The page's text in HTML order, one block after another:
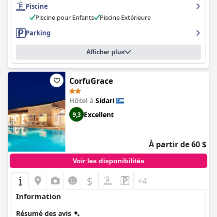
clients la décrivant comme magnifique, étonnante et
charmante. Les familles avec enfants trouveront que le
accueillante. Dans l'ensemble, l'
Swimming Pool, Sidari Corfu (Villa Eleni Holidays Resort - with
est un excellent choix pour des vacances
paisibles et confortables.
Piscine
Piscine pour Enfants
Piscine Extérieure
Parking
Afficher plus
CorfuGrace
Hôtel à Sidari
9,3 Excellent
À partir de 60 $
Voir les disponibilités
$ +4
Information
Résumé des avis